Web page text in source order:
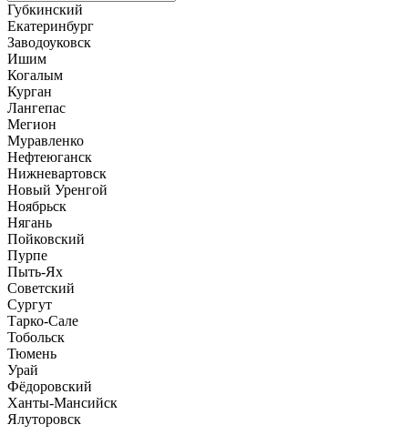
Губкинский
Екатеринбург
Заводоуковск
Ишим
Когалым
Курган
Лангепас
Мегион
Муравленко
Нефтеюганск
Нижневартовск
Новый Уренгой
Ноябрьск
Нягань
Пойковский
Пурпе
Пыть-Ях
Советский
Сургут
Тарко-Сале
Тобольск
Тюмень
Урай
Фёдоровский
Ханты-Мансийск
Ялуторовск